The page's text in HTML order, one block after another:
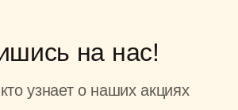
на нас!
узнает о наших акциях